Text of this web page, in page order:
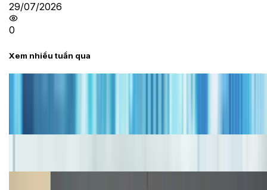
29/07/2026
0
Xem nhiều tuần qua